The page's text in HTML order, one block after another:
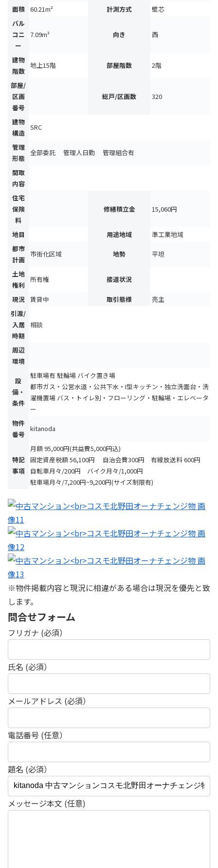
面積 60.21m² 計測方式
壁芯
バル
コニ
ー
7.09m² 向き 西
建物
階数
地上15階 部屋階数 2階
部屋/
区画
番号
総戸/区画数 320
建物
構造
SRC
管理
形態
全部委託 管理人日勤 管理組合有
間取
内容
住宅
保険
料
修繕積立金 15,060円
地目 用途地域
準工業地域
都市
計画
市街化区域 地勢 平坦
土地
権利
所有権 接道状況
現況 賃貸中 取引態様
売主
引渡/
入居
時期
相談
周辺
環境
設
備・
条件
駐車場有 駐輪場 バイク置き場
都市ガス・公営水道・公共下水・I型キッチン・独立洗面台・洗
濯機置場 バス・トイレ別・フローリング・駐輪場・エレベータ
ー
物件
番号
kitanoda
特記
事項
月額 95,000円(共益費5,000円込)
固定資産税額 56,100円 自治会費300円 有線放送料 600円
自転車月々/200円 バイク月々/1,000円
駐車場月々/7,200円~9,200円(サイズ制限有)
※物件掲載内容と現況に相違がある場合は現況を優先と致
します。
問合せフォーム
フリガナ (必須）
氏名 (必須）
メールアドレス (必須）
電話番号 (任意）
題名 (必須）
メッセージ本文 (任意)